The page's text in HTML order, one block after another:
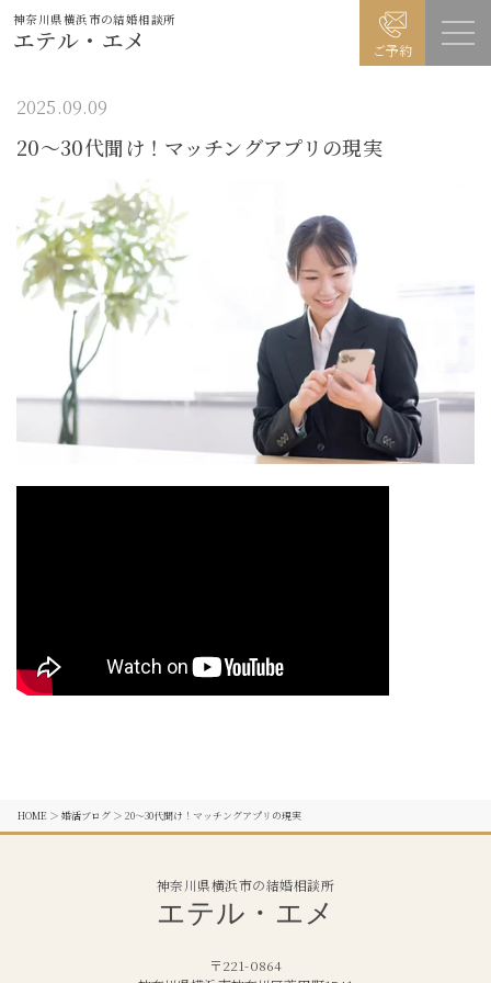
神奈川県横浜市の結婚相談所
エテル・エメ ご予約
2025.09.09
20～30代聞け！マッチングアプリの現実
HOME＞ 婚活ブログ＞ 20～30代聞け！マッチングアプリの現実
神奈川県横浜市の結婚相談所
エテル・エメ
〒221-0864